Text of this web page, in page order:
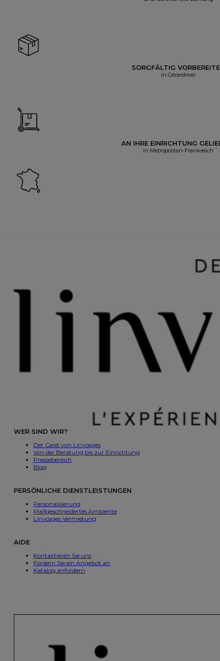
SORGFÄLTIG
in Gérardmer
AN IHRE EINRICHTUNG
in Metropolitan-Frankreich
WER SIND WIR?
Der Geist von Linvosges
Von der Beratung bis zur Einrichtung
Pressebereich
Blog
PERSÖNLICHE DIENSTLEISTUNGEN
Personalisierung
Maßgeschneidertes Ambiente
Linvosges Vermietung
AIDE
Kontaktieren Sie uns
Fordern Sie ein Angebot an
Katalog anfordern